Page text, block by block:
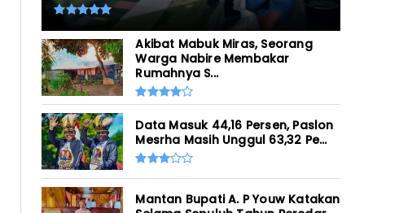
Akibat Mabuk Miras, Seorang
Warga Nabire Membakar
Rumahnya S...
Data Masuk 44,16 Persen, Paslon
Mesrha Masih Unggul 63,32 Pe...
Mantan Bupati A. P Youw Katakan